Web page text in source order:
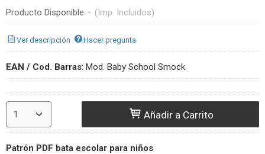
Producto Disponible - (Imp. Incluidos)
Ver descripción Hacer pregunta
EAN / Cod. Barras: Mod. Baby School Smock
Añadir a Carrito
Patrón PDF bata escolar para niños